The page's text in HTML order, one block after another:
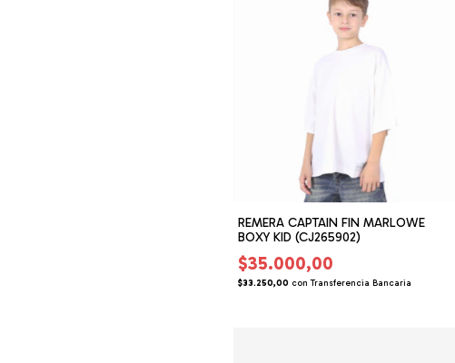
REMERA CAPTAIN FIN MARLOWE
BOXY KID (CJ265902)
$35.000,00
$33.250,00 con Transferencia Bancaria